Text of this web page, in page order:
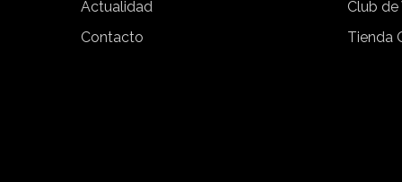
Actualidad
Contacto
Club de
Tienda